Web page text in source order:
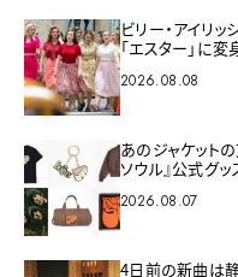
ビリー・アイリ
「エスター」に変
2026.08.08
あのジャケットの
ソウル』公式グ
2026.08.07
4日前の新曲は静